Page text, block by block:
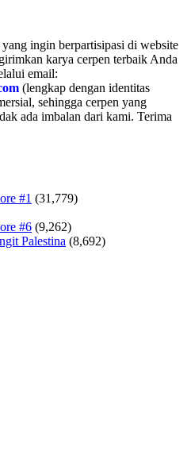
ingin berpartisipasi di website
karya cerpen terbaik Anda
email:
(lengkap dengan identitas
sehingga cerpen yang
ada imbalan dari kami. Terima
#1 (31,779)
#6 (9,262)
Palestina (8,692)